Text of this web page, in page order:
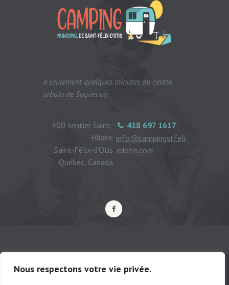
Nous respectons votre vie privée.
A seulement quelques minutes du centre
urbain de Saguenay
418 697 1617
info@campingstfeli
xdotis.com
400 sentier Saint-
Hilaire
Saint-Félix-d'Otis
Québec, Canada